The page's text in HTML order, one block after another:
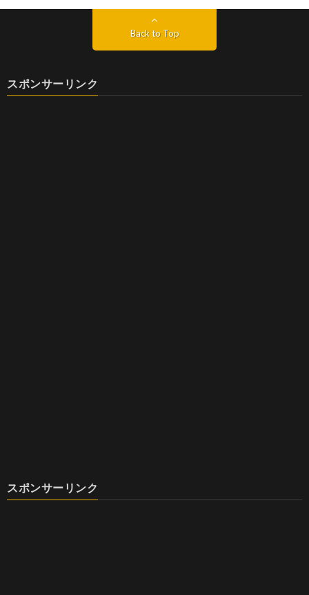
Back to Top
スポンサーリンク
スポンサーリンク